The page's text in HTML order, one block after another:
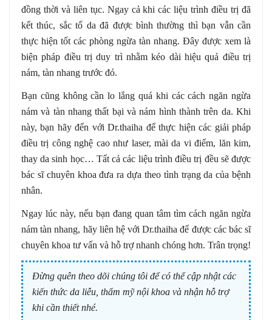
đồng thời và liên tục. Ngay cả khi các liệu trình điều trị đã
kết thúc, sắc tố da đã được bình thường thì bạn vẫn cần
thực hiện tốt các phòng ngừa tàn nhang. Đây được xem là
biện pháp điều trị duy trì nhằm kéo dài hiệu quả điều trị
nám, tàn nhang trước đó.
Bạn cũng không cần lo lắng quá khi các cách ngăn ngừa
nám và tàn nhang thất bại và nám hình thành trên da. Khi
này, bạn hãy đến với Dr.thaiha để thực hiện các giải pháp
điều trị công nghệ cao như laser, mài da vi điểm, lăn kim,
thay da sinh học… Tất cả các liệu trình điều trị đều sẽ được
bác sĩ chuyên khoa đưa ra dựa theo tình trạng da của bệnh
nhân.
Ngay lúc này, nếu bạn đang quan tâm tìm cách ngăn ngừa
nám tàn nhang, hãy liên hệ với Dr.thaiha để được các bác sĩ
chuyên khoa tư vấn và hỗ trợ nhanh chóng hơn. Trân trọng!
Đừng quên theo dõi chúng tôi để có thể cập nhật các
kiến thức da liễu, thẩm mỹ nội khoa và nhận hỗ trợ
khi cần thiết nhé.